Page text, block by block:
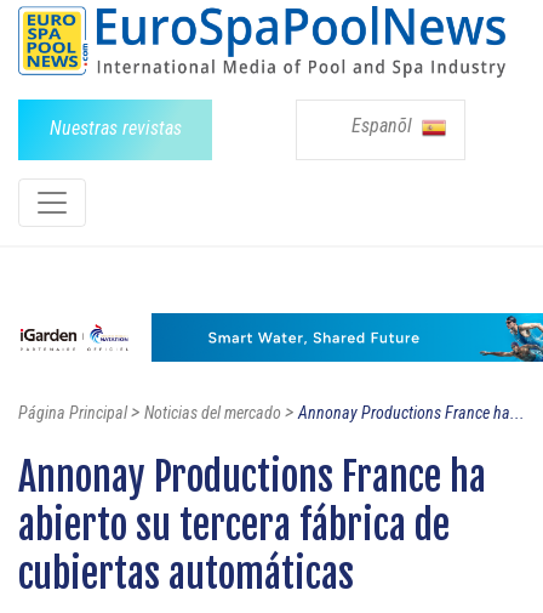
Nuestras revistas Espanõl
Página Principal> Noticias del mercado >Annonay Productions France ha...
Annonay Productions France ha
abierto su tercera fábrica de
cubiertas automáticas